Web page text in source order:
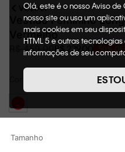
Olá, este é o nosso Aviso
nosso site ou usa um
mais cookies em seu
HTML 5 e outras
informações de seu
de cookies, informaremos
suas funções. A forma como
nosso Aviso de
fornecer a você toda a
VOLTAR
Vestido Feminino
Vermelho
459 R$ 229 00 OFF
Tamanho